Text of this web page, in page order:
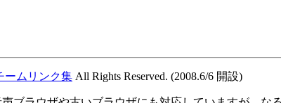
ームリンク集 All Rights Reserved. (2008.6/6 開設)